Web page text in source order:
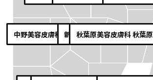
中野美容皮膚科 中野
新宿美容皮膚科 新宿
秋葉原美容皮膚科 秋葉原